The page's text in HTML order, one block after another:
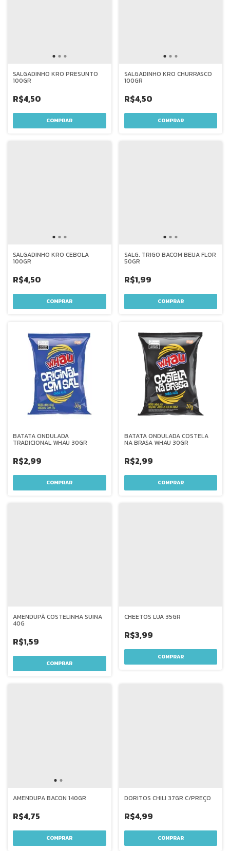
SALGADINHO KRO PRESUNTO
100GR
R$4,50
SALGADINHO KRO CHURRASCO
100GR
R$4,50
SALGADINHO KRO CEBOLA
100GR
R$4,50
SALG. TRIGO BACOM BEIJA FLOR
50GR
R$1,99
BATATA ONDULADA
TRADICIONAL WHAU 30GR
R$2,99
BATATA ONDULADA COSTELA
NA BRASA WHAU 30GR
R$2,99
AMENDUPÃ COSTELINHA SUINA
40G
R$1,59
CHEETOS LUA 35GR
R$3,99
AMENDUPA BACON 140GR
R$4,75
DORITOS CHILI 37GR C/PREÇO
R$4,99